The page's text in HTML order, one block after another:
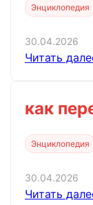
Энциклопедия
30.04.2026
Читать
как
Энциклопедия
30.04.2026
Читать